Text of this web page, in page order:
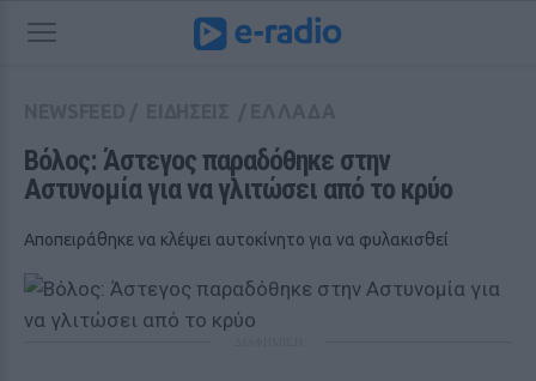
Βόλος: Άστεγος παραδόθηκε στην
Αστυνομία για να γλιτώσει από το κρύο
Αποπειράθηκε να κλέψει αυτοκίνητο για να φυλακισθεί